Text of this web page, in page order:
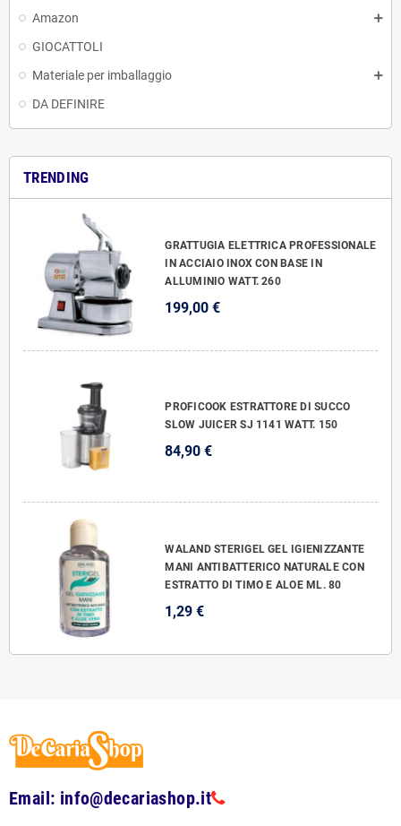
Amazon
GIOCATTOLI
Materiale per imballaggio
DA DEFINIRE
TRENDING
GRATTUGIA ELETTRICA PROFESSIONALE
IN ACCIAIO INOX CON BASE IN
ALLUMINIO WATT. 260
199,00 €
PROFICOOK ESTRATTORE DI SUCCO
SLOW JUICER SJ 1141 WATT. 150
84,90 €
WALAND STERIGEL GEL IGIENIZZANTE
MANI ANTIBATTERICO NATURALE CON
ESTRATTO DI TIMO E ALOE ML. 80
1,29 €
Email: info@decariashop.it